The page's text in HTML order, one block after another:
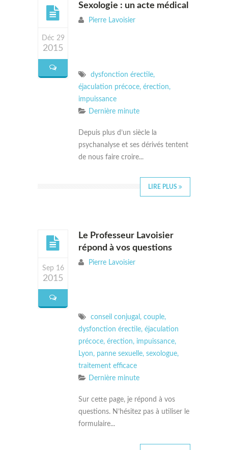
Déc 29
2015
Sexologie : un acte médical
Pierre Lavoisier
dysfonction érectile,
éjaculation précoce, érection,
impuissance
Dernière minute
Depuis plus d’un siècle la
psychanalyse et ses dérivés tentent
de nous faire croire...
LIRE PLUS
Sep 16
2015
Le Professeur Lavoisier
répond à vos questions
Pierre Lavoisier
conseil conjugal , couple,
dysfonction érectile, éjaculation
précoce, érection, impuissance,
Lyon, panne sexuelle, sexologue,
traitement efficace
Dernière minute
Sur cette page, je répond à vos
questions. N’hésitez pas à utiliser le
formulaire...